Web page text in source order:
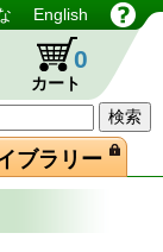
English
カート
0
ブラリー